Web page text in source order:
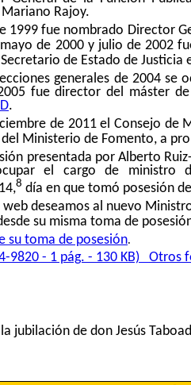
Rajoy.
1999 fue nombrado Director
de 2000 y julio de 2002
de Estado de
generales de 2004 se
fue director del máster
.
de 2011 el Consejo de
Ministerio de Fomento, a
presentada por Alberto
el cargo de ministro
8 día en que tomó posesión
web deseamos al nuevo
su misma toma de
su toma de posesión.
9820 - 1 pág. - 130 KB) Otros
jubilación de don Jesús